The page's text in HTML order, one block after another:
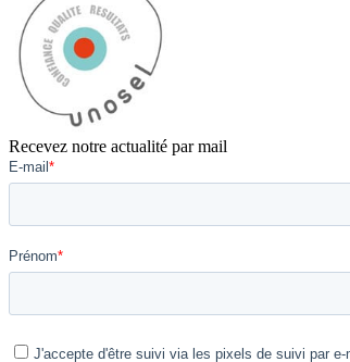
Recevez notre actualité par mail